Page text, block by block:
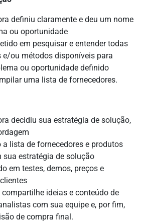
definiu claramente e deu um nome
ou oportunidade
em pesquisar e entender todas
e/ou métodos disponíveis para
ou oportunidade definido
uma lista de fornecedores.
decidiu sua estratégia de solução,
a lista de fornecedores e produtos
sua estratégia de solução
em testes, demos, preços e
compartilhe ideias e conteúdo de
com sua equipe e, por fim,
de compra final.